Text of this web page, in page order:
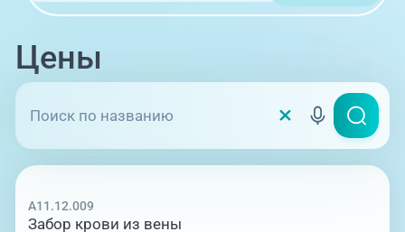
Цены
A11.12.009
Забор крови из вены